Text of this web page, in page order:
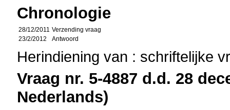
Chronologie
28/12/2011 Verzending vraag
23/2/2012
Antwoord
Herindiening van : schriftelijke
Vraag nr. 5-4887 d.d. 28
Nederlands)